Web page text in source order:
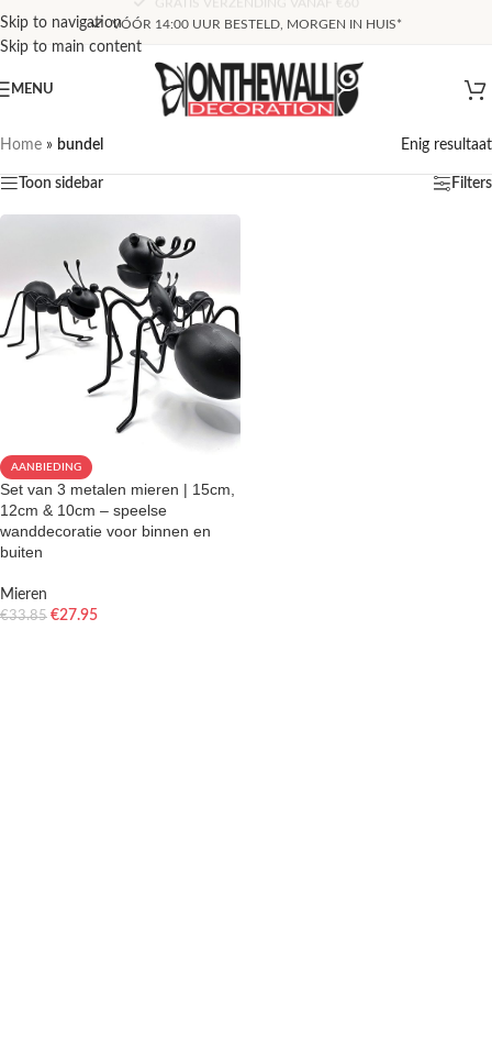
Skip to navigation
Skip to main content
VÓÓR 14:00 UUR BESTELD, MORGEN IN HUIS*
MENU
Home » bundel Enig resultaat
Toon sidebar Filters
AANBIEDING
Set van 3 metalen mieren | 15cm,
12cm & 10cm – speelse
wanddecoratie voor binnen en
buiten
Mieren
€33.85 €27.95